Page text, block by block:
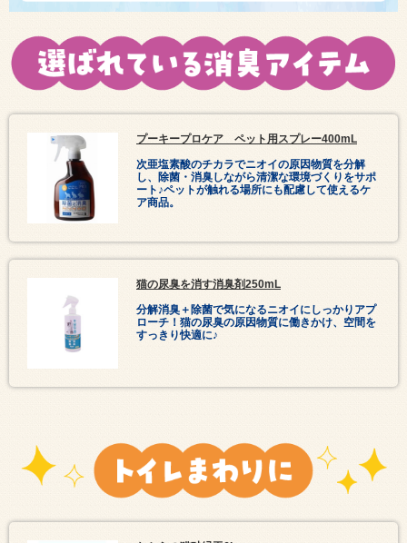
プーキープロケア ペット用スプレー400mL
次亜塩素酸のチカラでニオイの原因物質を分解
し、除菌・消臭しながら清潔な環境づくりをサポ
ート♪ペットが触れる場所にも配慮して使えるケ
ア商品。
猫の尿臭を消す消臭剤250mL
分解消臭＋除菌で気になるニオイにしっかりアプ
ローチ！猫の尿臭の原因物質に働きかけ、空間を
すっきり快適に♪